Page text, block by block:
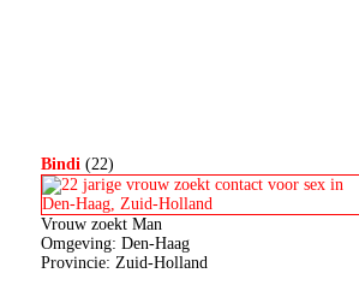
Bindi (22)
Vrouw zoekt Man
Omgeving: Den-Haag
Provincie: Zuid-Holland